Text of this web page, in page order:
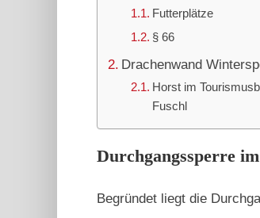
Futterplätze
§ 66
Drachenwand
Horst im
Fuschl
Durchgangssperre
Begründet liegt die